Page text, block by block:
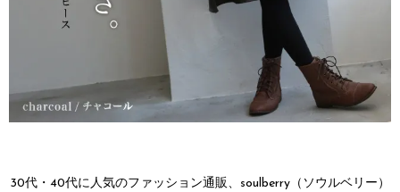
30代・40代に人気のファッション通販、soulberry（ソウルベリー）